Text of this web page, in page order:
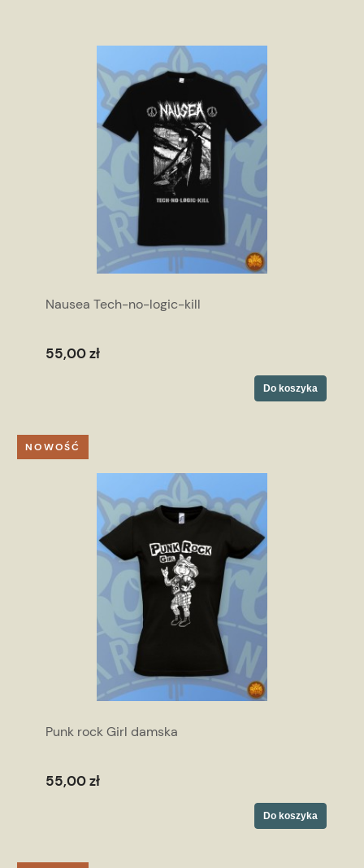
Nausea Tech-no-logic-kill
55,00 zł
Do koszyka
Punk rock Girl damska
55,00 zł
Do koszyka
NOWOŚĆ